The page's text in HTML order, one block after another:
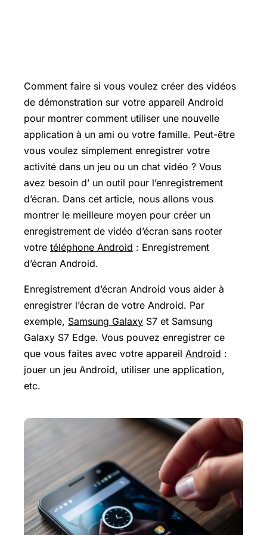
Comment faire si vous voulez créer des vidéos
de démonstration sur votre appareil Android
pour montrer comment utiliser une nouvelle
application à un ami ou votre famille. Peut-être
vous voulez simplement enregistrer votre
activité dans un jeu ou un chat vidéo ? Vous
avez besoin d’ un outil pour l’enregistrement
d’écran. Dans cet article, nous allons vous
montrer le meilleure moyen pour créer un
enregistrement de vidéo d’écran sans rooter
votre téléphone Android : Enregistrement
d’écran Android.
Enregistrement d’écran Android vous aider à
enregistrer l’écran de votre Android. Par
exemple, Samsung Galaxy S7 et Samsung
Galaxy S7 Edge. Vous pouvez enregistrer ce
que vous faites avec votre appareil Android :
jouer un jeu Android, utiliser une application,
etc.